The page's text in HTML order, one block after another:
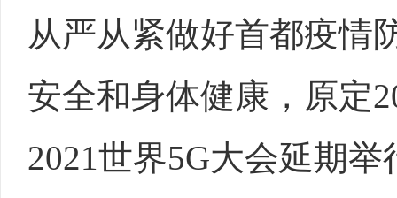
从严从紧做好首都疫情
安全和身体健康，原定
2021世界5G大会延期举